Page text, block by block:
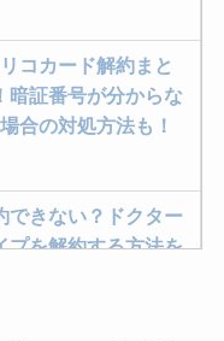
コカード解約まと
暗証番号が分からな
合の対処方法も！
できない？ドクター
プを解約する方法を